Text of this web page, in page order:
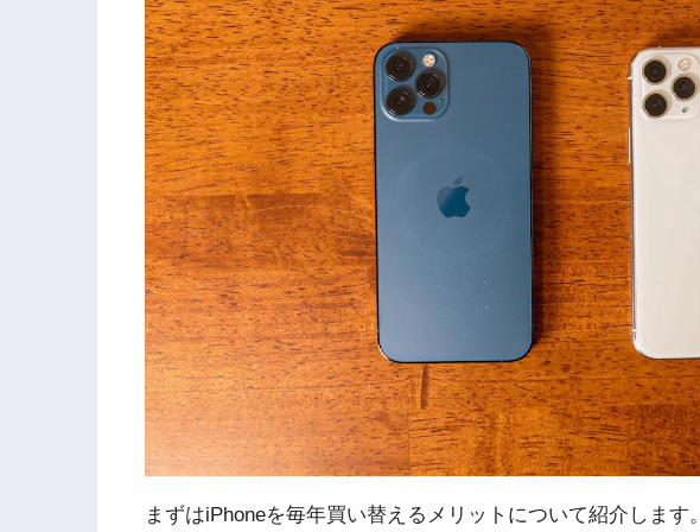
まずはiPhoneを毎年買い替えるメリットについて紹介します。